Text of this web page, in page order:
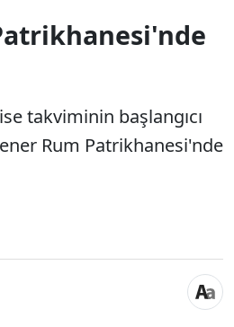
takviminin başlangıcı
Rum Patrikhanesi'nde